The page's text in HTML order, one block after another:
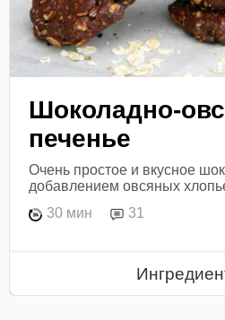
Шоколадно-
печенье
Очень простое и вкусное
добавлением овсяных
30 мин
31